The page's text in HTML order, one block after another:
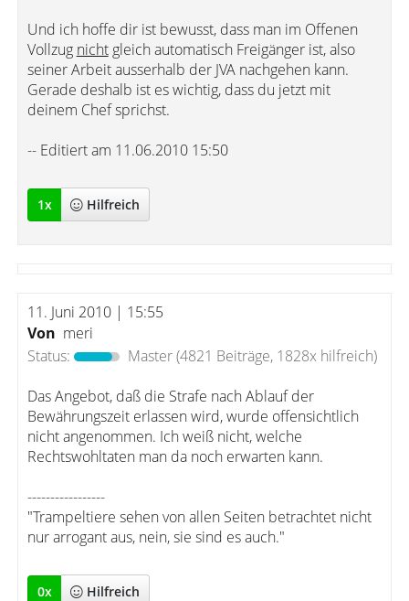
Und ich hoffe dir ist bewusst, dass man im Offenen
Vollzug nichtgleich automatisch Freigänger ist, also
seiner Arbeit ausserhalb der JVA nachgehen kann.
Gerade deshalb ist es wichtig, dass du jetzt mit
deinem Chef sprichst.
-- Editiert am 11.06.2010 15:50
1x Hilfreich
11. Juni 2010 | 15:55
Von meri
Status:
Master(4821 Beiträge, 1828x hilfreich)
Das Angebot, daß die Strafe nach Ablauf der
Bewährungszeit erlassen wird, wurde offensichtlich
nicht angenommen. Ich weiß nicht, welche
Rechtswohltaten man da noch erwarten kann.
-----------------
"Trampeltiere sehen von allen Seiten betrachtet nicht
nur arrogant aus, nein, sie sind es auch."
0x Hilfreich